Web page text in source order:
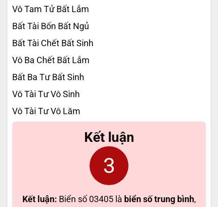
Vô Tam Tử Bất Lắm
Bất Tài Bốn Bất Ngủ
Bất Tài Chết Bất Sinh
Vô Ba Chết Bất Lắm
Bất Ba Tư Bất Sinh
Vô Tài Tư Vô Sinh
Vô Tài Tư Vô Lăm
Kết luận
3
Kết luận: Biển số 03405 là biển số trung bình,